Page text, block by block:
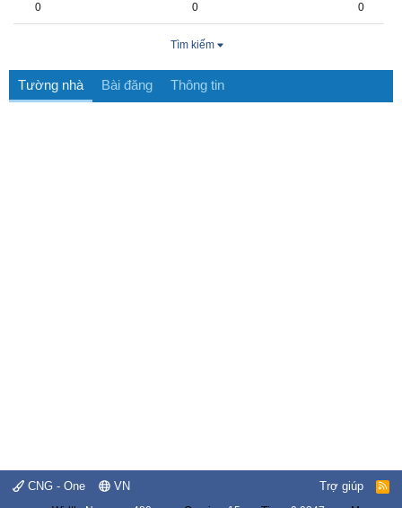
0 0 0
Tìm kiếm
Tường nhà Bài đăng Thông tin
CNG - One VN Trợ giúp
R